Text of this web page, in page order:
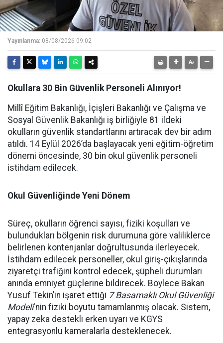
Yayınlanma: 08/08/2026 09:02
Okullara 30 Bin Güvenlik Personeli Alınıyor!
Millî Eğitim Bakanlığı, İçişleri Bakanlığı ve Çalışma ve
Sosyal Güvenlik Bakanlığı iş birliğiyle 81 ildeki
okulların güvenlik standartlarını artıracak dev bir adım
atıldı. 14 Eylül 2026’da başlayacak yeni eğitim-öğretim
dönemi öncesinde, 30 bin okul güvenlik personeli
istihdam edilecek.
Okul Güvenliğinde Yeni Dönem
Süreç, okulların öğrenci sayısı, fiziki koşulları ve
bulundukları bölgenin risk durumuna göre valiliklerce
belirlenen kontenjanlar doğrultusunda ilerleyecek.
İstihdam edilecek personeller, okul giriş-çıkışlarında
ziyaretçi trafiğini kontrol edecek, şüpheli durumları
anında emniyet güçlerine bildirecek. Böylece Bakan
Yusuf Tekin’in işaret ettiği 7 Basamaklı Okul Güvenliği
Modeli'nin fiziki boyutu tamamlanmış olacak. Sistem,
yapay zeka destekli erken uyarı ve KGYS
entegrasyonlu kameralarla desteklenecek.